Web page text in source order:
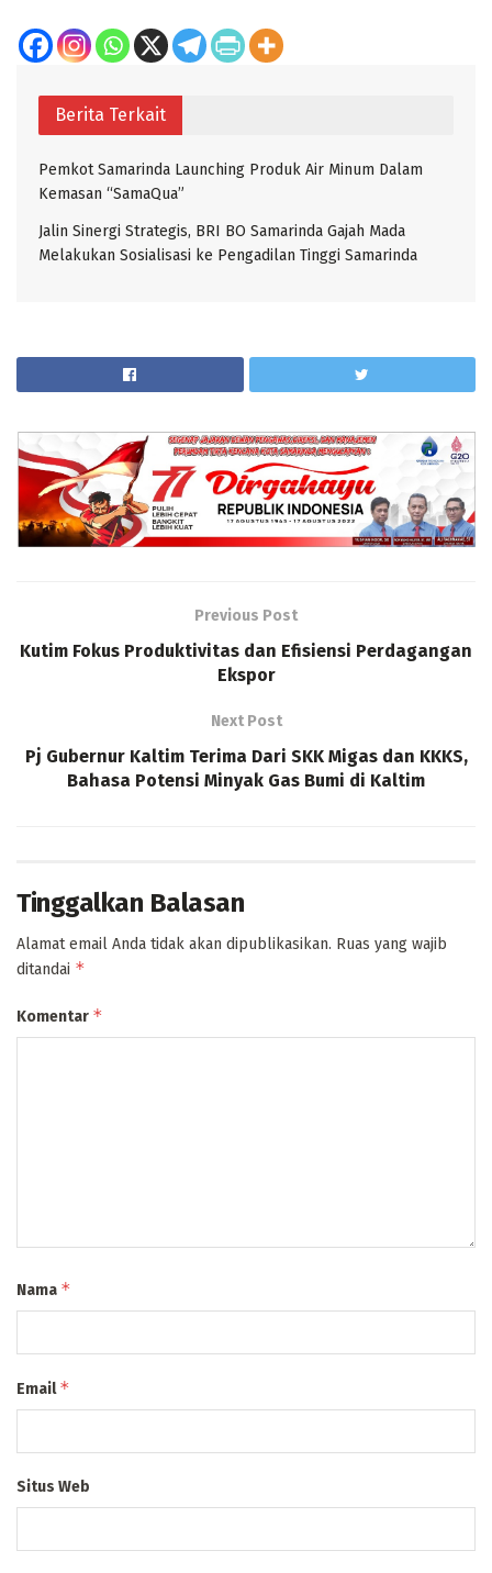
Berita Terkait
Pemkot Samarinda Launching Produk Air Minum Dalam
Kemasan “SamaQua”
Jalin Sinergi Strategis, BRI BO Samarinda Gajah Mada
Melakukan Sosialisasi ke Pengadilan Tinggi Samarinda
Previous Post
Kutim Fokus Produktivitas dan Efisiensi Perdagangan
Ekspor
Next Post
Pj Gubernur Kaltim Terima Dari SKK Migas dan KKKS,
Bahasa Potensi Minyak Gas Bumi di Kaltim
Tinggalkan Balasan
Alamat email Anda tidak akan dipublikasikan. Ruas yang wajib
ditandai *
Komentar *
Nama *
Email*
Situs Web